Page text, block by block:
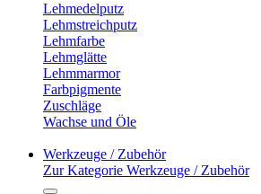
Lehmedelputz
Lehmstreichputz
Lehmfarbe
Lehmglätte
Lehmmarmor
Farbpigmente
Zuschläge
Wachse und Öle
Werkzeuge / Zubehör
Zur Kategorie Werkzeuge / Zubehör